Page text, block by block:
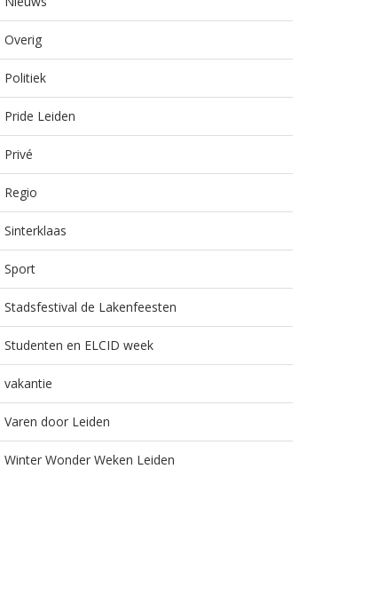
Overig
Politiek
Pride Leiden
Privé
Regio
Sinterklaas
Sport
Stadsfestival de Lakenfeesten
Studenten en ELCID week
vakantie
Varen door Leiden
Winter Wonder Weken Leiden